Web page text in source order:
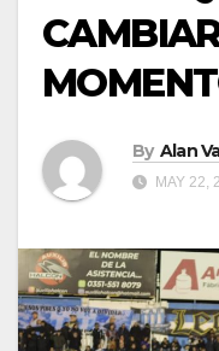
By Alan
MAY 22,